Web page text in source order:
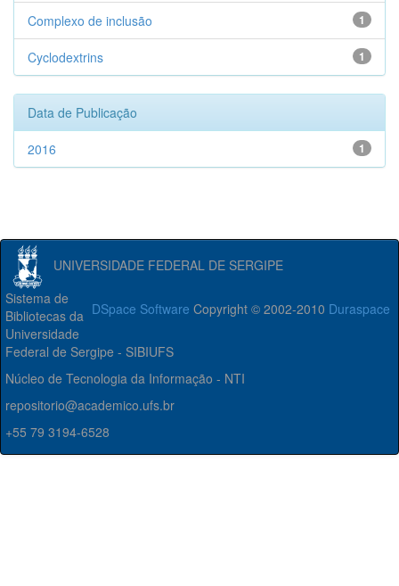
1
Complexo de inclusão
1
Cyclodextrins
Data de Publicação
1
2016
UNIVERSIDADE FEDERAL DE SERGIPE
DSpace Software Copyright © 2002-2010 Duraspace
Sistema de
Bibliotecas da
Universidade
Federal de Sergipe - SIBIUFS
Núcleo de Tecnologia da Informação - NTI
repositorio@academico.ufs.br
+55 79 3194-6528